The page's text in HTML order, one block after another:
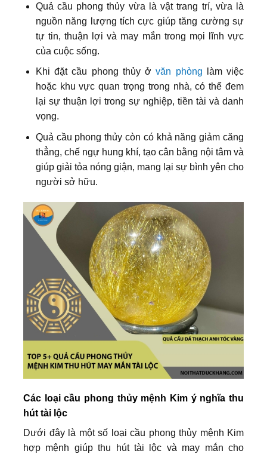
Quả cầu phong thủy vừa là vật trang trí, vừa là
nguồn năng lượng tích cực giúp tăng cường sự
tự tin, thuận lợi và may mắn trong mọi lĩnh vực
của cuộc sống.
Khi đặt cầu phong thủy ởvăn phòng làm việc
hoặc khu vực quan trọng trong nhà, có thể đem
lại sự thuận lợi trong sự nghiệp, tiền tài và danh
vọng.
Quả cầu phong thủy còn có khả năng giảm căng
thẳng, chế ngự hung khí, tạo cân bằng nội tâm và
giúp giải tỏa nóng giận, mang lại sự bình yên cho
người sở hữu.
Các loại cầu phong thủy mệnh Kim ý nghĩa thu
hút tài lộc
Dưới đây là một số loại cầu phong thủy mệnh Kim
hợp mệnh giúp thu hút tài lộc và may mắn cho